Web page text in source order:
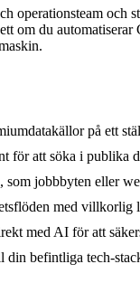
operationsteam
om du
på ett
för att söka i publika
jobbbyten eller
med villkorlig
med AI för att
befintliga tech-